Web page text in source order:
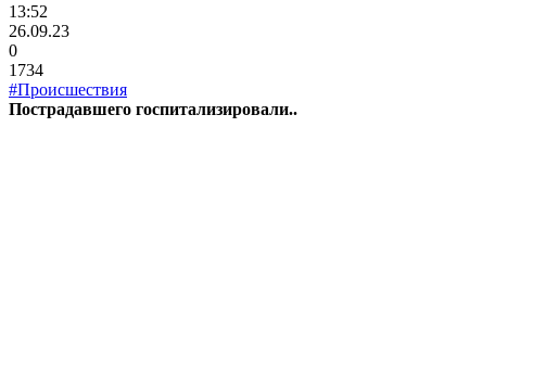
13:52
26.09.23
0
1734
#Происшествия
Пострадавшего госпитализировали..